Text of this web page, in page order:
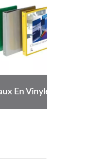
En Vinyle